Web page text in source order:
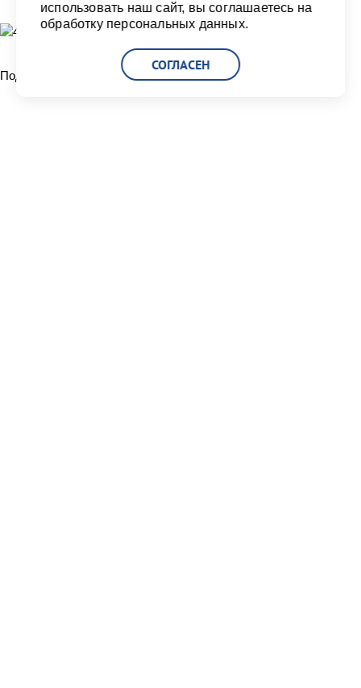
Поделиться:
использовать наш сайт, вы соглашаетесь на
обработку персональных данных.
СОГЛАСЕН